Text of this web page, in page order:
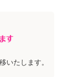
定はいたしかね
いたします。